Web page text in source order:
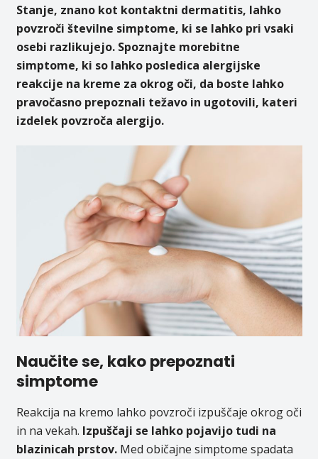
Stanje, znano kot kontaktni dermatitis, lahko
povzroči številne simptome, ki se lahko pri vsaki
osebi razlikujejo. Spoznajte morebitne
simptome, ki so lahko posledica alergijske
reakcije na kreme za okrog oči, da boste lahko
pravočasno prepoznali težavo in ugotovili, kateri
izdelek povzroča alergijo.
Naučite se, kako prepoznati
simptome
Reakcija na kremo lahko povzroči izpuščaje okrog oči
in na vekah. Izpuščaji se lahko pojavijo tudi na
blazinicah prstov.Med običajne simptome spadata